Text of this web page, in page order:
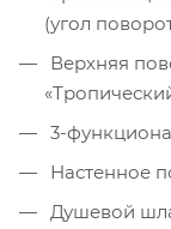
(угол
Верхняя
3-
Настенное
Душевой